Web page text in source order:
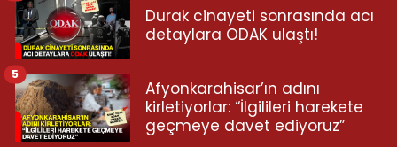
Durak cinayeti sonrasında acı
detaylara ODAK ulaştı!
Afyonkarahisar’ın adını
kirletiyorlar: “İlgilileri harekete
geçmeye davet ediyoruz”
5